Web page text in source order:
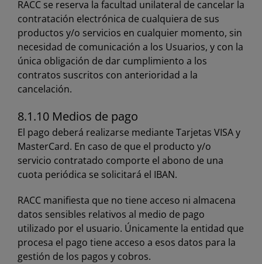
RACC se reserva la facultad unilateral de cancelar la
contratación electrónica de cualquiera de sus
productos y/o servicios en cualquier momento, sin
necesidad de comunicación a los Usuarios, y con la
única obligación de dar cumplimiento a los
contratos suscritos con anterioridad a la
cancelación.
8.1.10 Medios de pago
El pago deberá realizarse mediante Tarjetas VISA y
MasterCard. En caso de que el producto y/o
servicio contratado comporte el abono de una
cuota periódica se solicitará el IBAN.
RACC manifiesta que no tiene acceso ni almacena
datos sensibles relativos al medio de pago
utilizado por el usuario. Únicamente la entidad que
procesa el pago tiene acceso a esos datos para la
gestión de los pagos y cobros.